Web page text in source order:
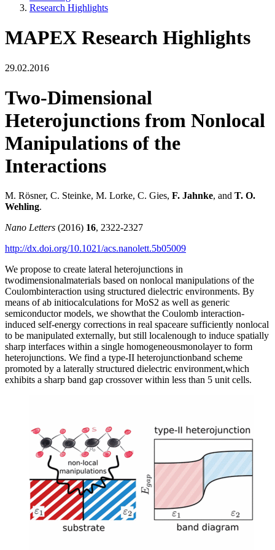
Research Highlights
MAPEX Research Highlights
29.02.2016
Two-Dimensional
Heterojunctions from Nonlocal
Manipulations of the
Interactions
M. Rösner, C. Steinke, M. Lorke, C. Gies, F. Jahnke, and T. O.
Wehling.
Nano Letters (2016) 16, 2322-2327
http://dx.doi.org/10.1021/acs.nanolett.5b05009
We propose to create lateral heterojunctions in
twodimensionalmaterials based on nonlocal manipulations of the
Coulombinteraction using structured dielectric environments. By
means of ab initiocalculations for MoS2 as well as generic
semiconductor models, we showthat the Coulomb interaction-
induced self-energy corrections in real spaceare sufficiently nonlocal
to be manipulated externally, but still localenough to induce spatially
sharp interfaces within a single homogeneousmonolayer to form
heterojunctions. We find a type-II heterojunctionband scheme
promoted by a laterally structured dielectric environment,which
exhibits a sharp band gap crossover within less than 5 unit cells.